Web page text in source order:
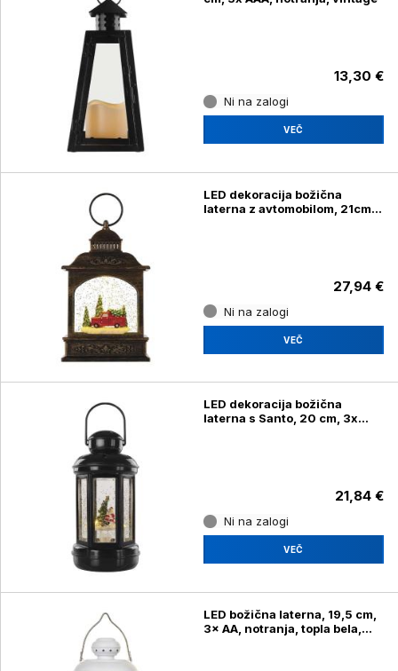
13,30 €
Ni na zalogi
VEČ
LED dekoracija božična
laterna z avtomobilom, 21cm,
27,94 €
Ni na zalogi
VEČ
LED dekoracija božična
laterna s Santo, 20 cm, 3x
21,84 €
Ni na zalogi
VEČ
LED božična laterna, 19,5 cm,
3× AA, notranja, topla bela,